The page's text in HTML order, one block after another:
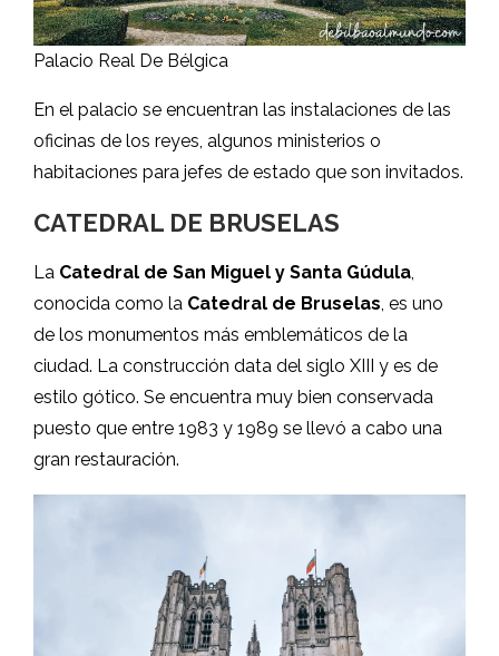
Palacio Real De Bélgica
En el palacio se encuentran las instalaciones de las
oficinas de los reyes, algunos ministerios o
habitaciones para jefes de estado que son invitados.
CATEDRAL DE BRUSELAS
La Catedral de San Miguel y Santa Gúdula,
conocida como la Catedral de Bruselas, es uno
de los monumentos más emblemáticos de la
ciudad. La construcción data del siglo XIII y es de
estilo gótico. Se encuentra muy bien conservada
puesto que entre 1983 y 1989 se llevó a cabo una
gran restauración.